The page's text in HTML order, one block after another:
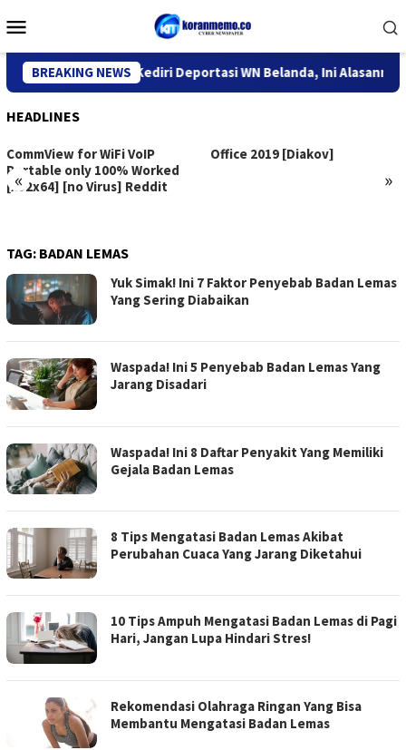
to
Menu
BREAKING NEWS
Imigrasi Kediri Deportasi WN Belanda, Ini Alasannya
HEADLINES
« »
CommView for WiFi VoIP
Portable only 100% Worked
[x32x64] [no Virus] Reddit
Office 2019 [Diakov]
TAG: BADAN LEMAS
Yuk Simak! Ini 7 Faktor Penyebab Badan Lemas
Yang Sering Diabaikan
Waspada! Ini 5 Penyebab Badan Lemas Yang
Jarang Disadari
Waspada! Ini 8 Daftar Penyakit Yang Memiliki
Gejala Badan Lemas
8 Tips Mengatasi Badan Lemas Akibat
Perubahan Cuaca Yang Jarang Diketahui
10 Tips Ampuh Mengatasi Badan Lemas di Pagi
Hari, Jangan Lupa Hindari Stres!
Rekomendasi Olahraga Ringan Yang Bisa
Membantu Mengatasi Badan Lemas